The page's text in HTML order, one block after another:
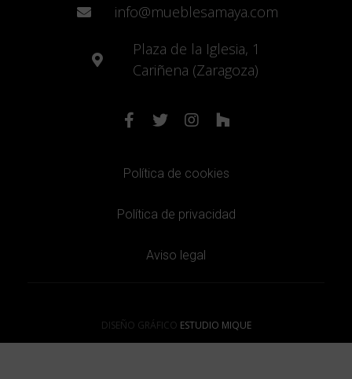
info@mueblesamaya.com
Plaza de la Iglesia, 1
Cariñena (Zaragoza)
Política de cookies
Política de privacidad
Aviso legal
DISEÑO GRÁFICO ESTUDIO MIQUE